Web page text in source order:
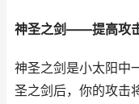
神圣之剑——提高攻
神圣之剑是小太阳中
圣之剑后，你的攻击